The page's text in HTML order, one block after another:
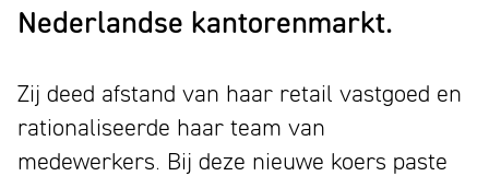
mensen
en
NL EN
Nederlandse kantorenmarkt.
Zij deed afstand van haar retail vastgoed en
rationaliseerde haar team van
medewerkers. Bij deze nieuwe koers paste